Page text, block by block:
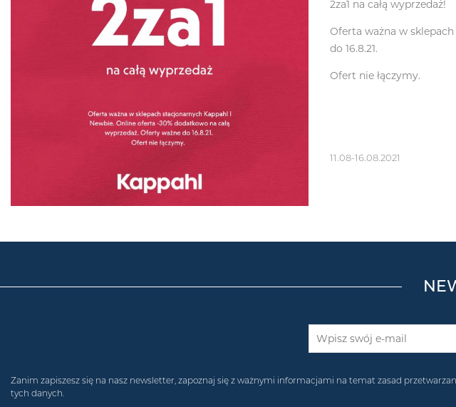
2za1 na całą wyprzedaż!
Oferta ważna w
do 16.8.21.
Ofert nie łączymy.
11.08-16.08.2021
Zanim zapiszesz się na nasz newsletter, zapoznaj się z ważnymi informacjami na temat zasad
tych danych.